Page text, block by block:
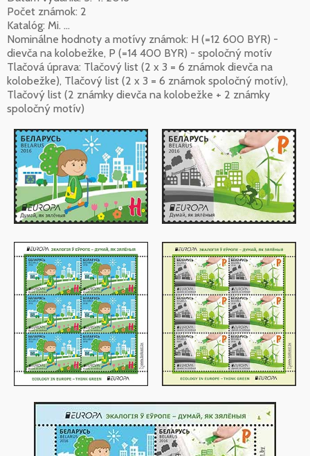
Počet známok: 2
Katalóg: Mi. ...
Nominálne hodnoty a motívy známok: H (=12 600 BYR) -
dievča na kolobežke, P (=14 400 BYR) - spoločný motív
Tlačová úprava: Tlačový list (2 x 3 = 6 známok dievča na
kolobežke), Tlačový list (2 x 3 = 6 známok spoločný motív),
Tlačový list (2 známky dievča na kolobežke + 2 známky
spoločný motív)